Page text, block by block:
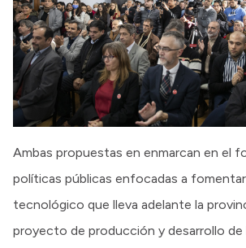
Ambas propuestas en enmarcan en el
políticas públicas enfocadas a
tecnológico que lleva adelante la
proyecto de producción y desarrollo de